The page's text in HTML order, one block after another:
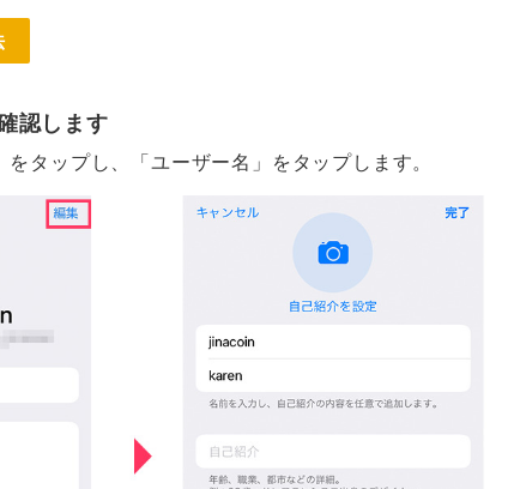
認します
をタップし、「ユーザー名」をタップします。